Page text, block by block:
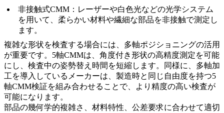
非接触式CMM ：レーザーや白色光などの光学システム
を用いて、柔らかい材料や繊細な部品を非接触で測定し
ます。
複雑な形状を検査する場合には、多軸ポジショニングの活用
が重要です。5軸CMMは、角度付き形状の高精度測定を可能
にし、検査中の姿勢替え時間を短縮します。同様に、 多軸加
工を導入しているメーカーは、製造時と同じ自由度を持つ5
軸CMM検証を組み合わせることで、より精度の高い検査が
可能になります。
部品の幾何学的複雑さ、材料特性、公差要求に合わせて適切